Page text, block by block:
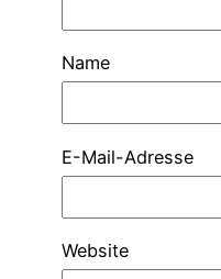
Name
E-Mail-Adresse
Website